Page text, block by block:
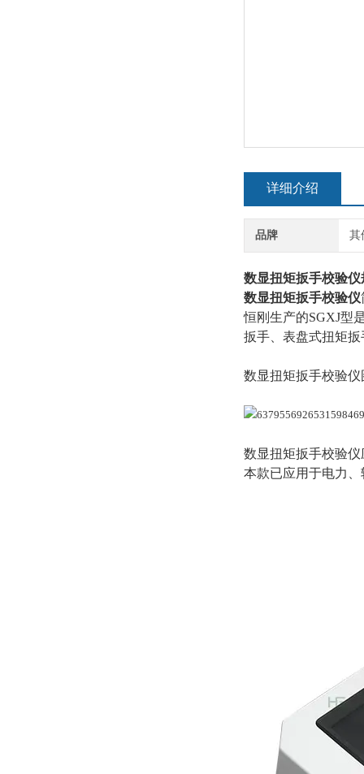
详细介绍
品牌 其
数显扭矩扳手校验仪
数显扭矩扳手校验仪
恒刚生产的SGXJ型
扳手、表盘式扭矩
数显扭矩扳手校验仪
数显扭矩扳手校验仪
本款已应用于电力